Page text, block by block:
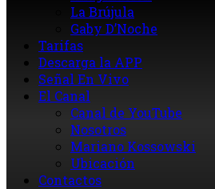
La Brújula
Gaby D’Noche
Tarifas
Descarga la APP
Señal En Vivo
El Canal
Canal de YouTube
Nosotros
Mariano Kossowski
Ubicación
Contactos